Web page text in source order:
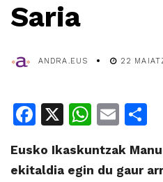
Saria
ANDRA.EUS 22
Facebook
X
Eusko Ikaskuntzak
ekitaldia egin du gaur